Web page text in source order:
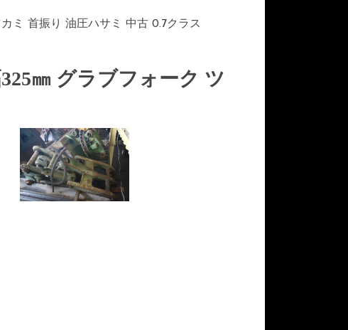
ミ 首振り 油圧ハサミ 中古 0.7クラス
㎜ グラブフォーク ツ